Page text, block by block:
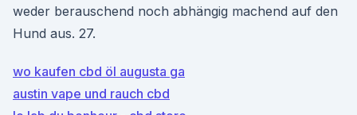
weder berauschend noch abhängig machend auf den
Hund aus. 27.
wo kaufen cbd öl augusta ga
austin vape und rauch cbd